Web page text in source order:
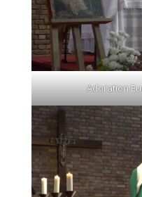
Adoration